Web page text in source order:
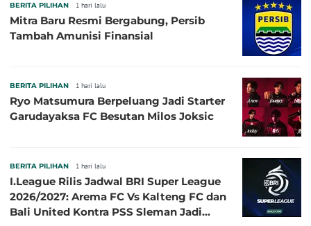
BERITA PILIHAN 1 hari lalu
Mitra Baru Resmi Bergabung, Persib
Tambah Amunisi Finansial
BERITA PILIHAN 1 hari lalu
Ryo Matsumura Berpeluang Jadi Starter
Garudayaksa FC Besutan Milos Joksic
BERITA PILIHAN 1 hari lalu
I.League Rilis Jadwal BRI Super League
2026/2027: Arema FC Vs Kalteng FC dan
Bali United Kontra PSS Sleman Jadi